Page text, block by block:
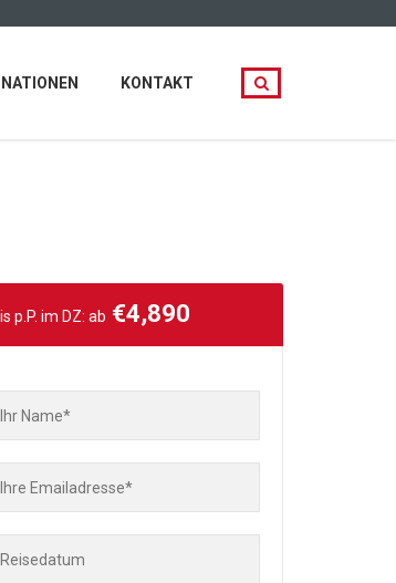
KONTAKT
p.P. im DZ: ab €4,890